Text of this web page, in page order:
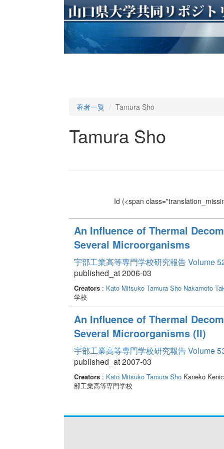
著者一覧 Tamura Sho
Tamura Sho
Id (<span
An Influence of Thermal
Several Microorganisms
宇部工業高等専門学校研究報告 Volume
published_at 2006-03
Creators: Kato Mitsuko Tamura Sho Nakamoto
学校
An Influence of Thermal
Several Microorganisms (II)
宇部工業高等専門学校研究報告 Volume
published_at 2007-03
Creators: Kato Mitsuko Tamura ShoKaneko
部工業高等専門学校